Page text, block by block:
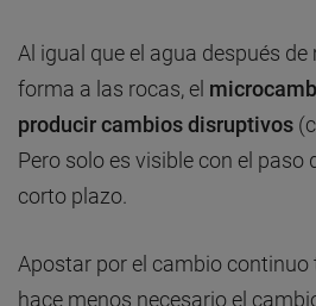
Al igual que el agua después
forma a las rocas, el
producir cambios disruptivos
Pero solo es visible con el paso
corto plazo.
Apostar por el cambio continuo
hace menos necesario el